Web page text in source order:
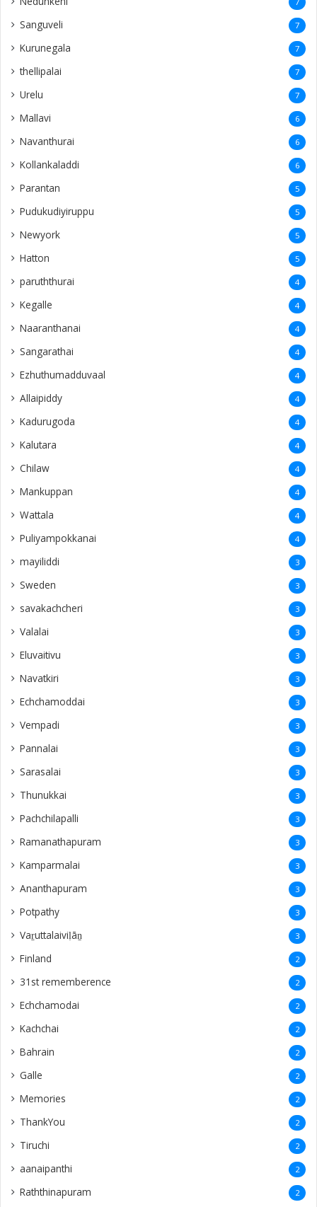
Sanguveli 7
Kurunegala 7
thellipalai 7
Urelu 7
Mallavi 6
Navanthurai 6
Kollankaladdi 6
Parantan 5
Pudukudiyiruppu 5
Newyork 5
Hatton 5
paruththurai 4
Kegalle 4
Naaranthanai 4
Sangarathai 4
Ezhuthumadduvaal 4
Allaipiddy 4
Kadurugoda 4
Kalutara 4
Chilaw 4
Mankuppan 4
Wattala 4
Puliyampokkanai 4
mayiliddi 3
Sweden 3
savakachcheri 3
Valalai 3
Eluvaitivu 3
Navatkiri 3
Echchamoddai 3
Vempadi 3
Pannalai 3
Sarasalai 3
Thunukkai 3
Pachchilapalli 3
Ramanathapuram 3
Kamparmalai 3
Ananthapuram 3
‎Potpathy 3
Vaṟuttalaiviḷāṉ 3
Finland 2
31st rememberence 2
Echchamodai 2
Kachchai 2
Bahrain 2
Galle 2
Memories 2
ThankYou 2
Tiruchi 2
aanaipanthi 2
Raththinapuram 2